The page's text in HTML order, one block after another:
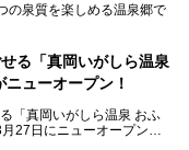
と、思い立ったらすぐに
ティ株式会社【PR】
ふり那須高雄温泉ロッジ
の泉質を楽しめる温泉郷で
に11の温泉地が点在し、
場として愛されてきまし
られる観光スポットや、こ
など、多彩な魅力がある北
る「真岡いがしら温泉
ューオープン！
「真岡いがしら温泉 おふ
27日にニューオープンす